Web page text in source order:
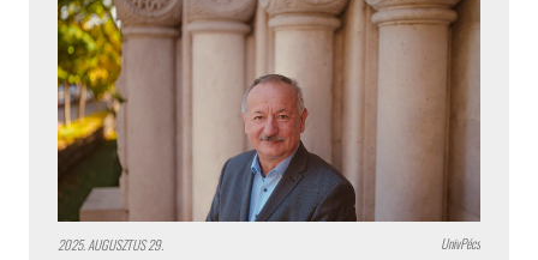
2025. AUGUSZTUS 29. UnivPécs